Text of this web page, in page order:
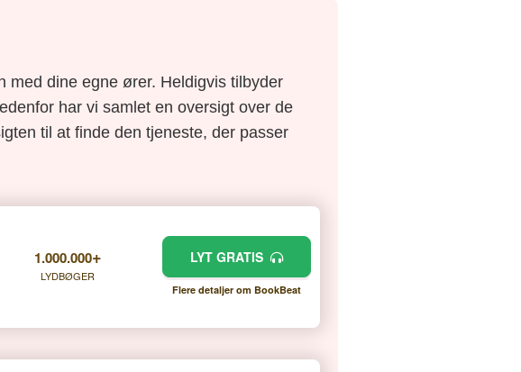
med dine egne ører. Heldigvis tilbyder
har vi samlet en oversigt over de
til at finde den tjeneste, der passer
1.000.000+
LYDBØGER
LYT GRATIS
Flere detaljer om BookBeat